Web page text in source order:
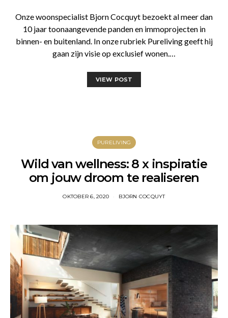
Onze woonspecialist Bjorn Cocquyt bezoekt al meer dan
10 jaar toonaangevende panden en immoprojecten in
binnen- en buitenland. In onze rubriek Pureliving geeft hij
gaan zijn visie op exclusief wonen.…
VIEW POST
PURELIVING
Wild van wellness: 8 x inspiratie
om jouw droom te realiseren
OKTOBER 6, 2020 BJORN COCQUYT